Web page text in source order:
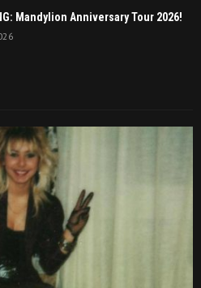
Mandylion Anniversary Tour 2026!